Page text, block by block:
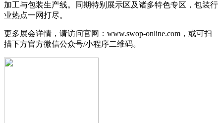
加工与包装生产线。同期特别展示区及诸多特色专区，包装行
业热点一网打尽。
更多展会详情，请访问官网：www.swop-online.com，或可扫
描下方官方微信公众号/小程序二维码。